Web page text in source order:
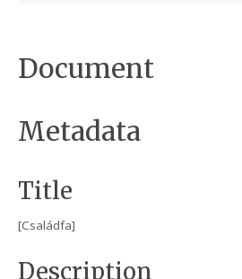
Document
Metadata
Title
[Családfa]
Description